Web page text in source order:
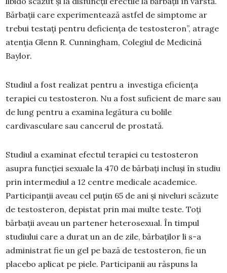
Bărbații care experimentează astfel de simptome ar
trebui testați pentru deficiența de testosteron”, atrage
atenția Glenn R. Cunningham, Colegiul de Medicină
Baylor.
Studiul a fost realizat pentru a investiga eficiența
terapiei cu testosteron. Nu a fost suficient de mare sau
de lung pentru a examina legătura cu bolile
cardivasculare sau cancerul de prostată.
Studiul a examinat efectul terapiei cu testosteron
asupra funcției sexuale la 470 de bărbați incluși în studiu
prin intermediul a 12 centre medicale academice.
Participanții aveau cel puțin 65 de ani și niveluri scăzute
de testosteron, depistat prin mai multe teste. Toți
bărbații aveau un partener heterosexual. În timpul
studiului care a durat un an de zile, bărbaților li s-a
administrat fie un gel pe bază de testosteron, fie un
placebo aplicat pe piele. Participanii au răspuns la